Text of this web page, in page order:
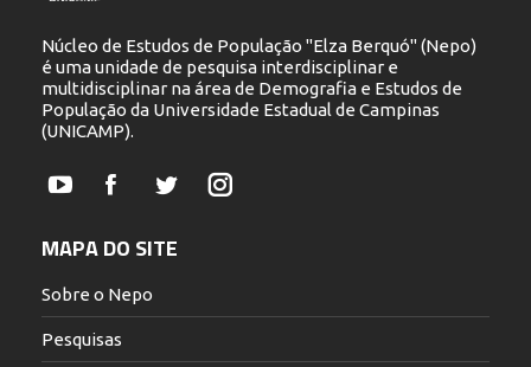
Núcleo de Estudos de População "Elza Berquó" (Nepo)
é uma unidade de pesquisa interdisciplinar e
multidisciplinar na área de Demografia e Estudos de
População da Universidade Estadual de Campinas
(UNICAMP).
YouTubeFacebookTwitterInstagram
MAPA DO SITE
Sobre o Nepo
Pesquisas